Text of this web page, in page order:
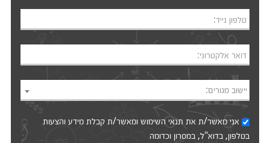
טלפון נייד:
דואר אלקטרוני:
יישוב מגורים:
אני מאשר/ת אתתנאי השימושומאשר/ת קבלת מידע והצעות
בטלפון, בדוא"ל, במסרון וכדומה‎‎